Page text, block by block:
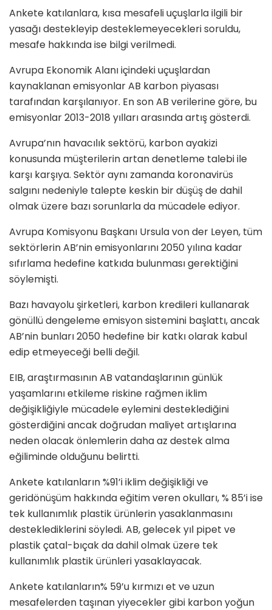
Ankete katılanlara, kısa mesafeli uçuşlarla ilgili bir
yasağı destekleyip desteklemeyecekleri soruldu,
mesafe hakkında ise bilgi verilmedi.
Avrupa Ekonomik Alanı içindeki uçuşlardan
kaynaklanan emisyonlar AB karbon piyasası
tarafından karşılanıyor. En son AB verilerine göre, bu
emisyonlar 2013-2018 yılları arasında artış gösterdi.
Avrupa’nın havacılık sektörü, karbon ayakizi
konusunda müşterilerin artan denetleme talebi ile
karşı karşıya. Sektör aynı zamanda koronavirüs
salgını nedeniyle talepte keskin bir düşüş de dahil
olmak üzere bazı sorunlarla da mücadele ediyor.
Avrupa Komisyonu Başkanı Ursula von der Leyen, tüm
sektörlerin AB’nin emisyonlarını 2050 yılına kadar
sıfırlama hedefine katkıda bulunması gerektiğini
söylemişti.
Bazı havayolu şirketleri, karbon kredileri kullanarak
gönüllü dengeleme emisyon sistemini başlattı, ancak
AB’nin bunları 2050 hedefine bir katkı olarak kabul
edip etmeyeceği belli değil.
EIB, araştırmasının AB vatandaşlarının günlük
yaşamlarını etkileme riskine rağmen iklim
değişikliğiyle mücadele eylemini desteklediğini
gösterdiğini ancak doğrudan maliyet artışlarına
neden olacak önlemlerin daha az destek alma
eğiliminde olduğunu belirtti.
Ankete katılanların %91’i iklim değişikliği ve
geridönüşüm hakkında eğitim veren okulları, % 85’i ise
tek kullanımlık plastik ürünlerin yasaklanmasını
desteklediklerini söyledi. AB, gelecek yıl pipet ve
plastik çatal-bıçak da dahil olmak üzere tek
kullanımlık plastik ürünleri yasaklayacak.
Ankete katılanların% 59’u kırmızı et ve uzun
mesafelerden taşınan yiyecekler gibi karbon yoğun